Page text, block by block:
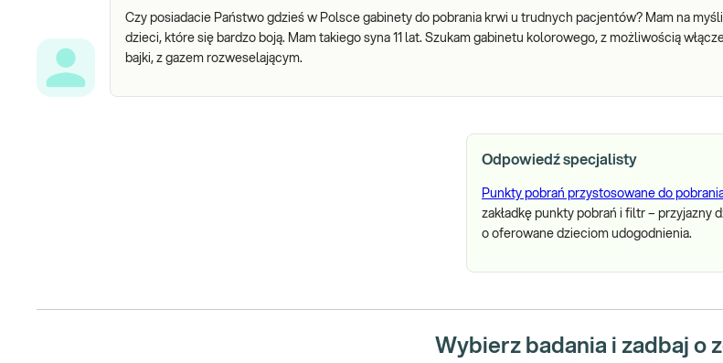
Czy posiadacie Państwo gdzieś w Polsce gabinety do pobrania krwi u trudnych pacjentów? Mam na myśli
dzieci, które się bardzo boją. Mam takiego syna 11 lat. Szukam gabinetu kolorowego, z możliwością
bajki, z gazem rozweselającym.
Odpowiedź specjalisty
Punkty pobrań przystosowane do
zakładkę punkty pobrań i filtr – przyjazny
o oferowane dzieciom udogodnienia.
Wybierz badania i zadbaj o